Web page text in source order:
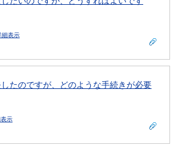
細表示
たのですが、どのような手続きが必要
示